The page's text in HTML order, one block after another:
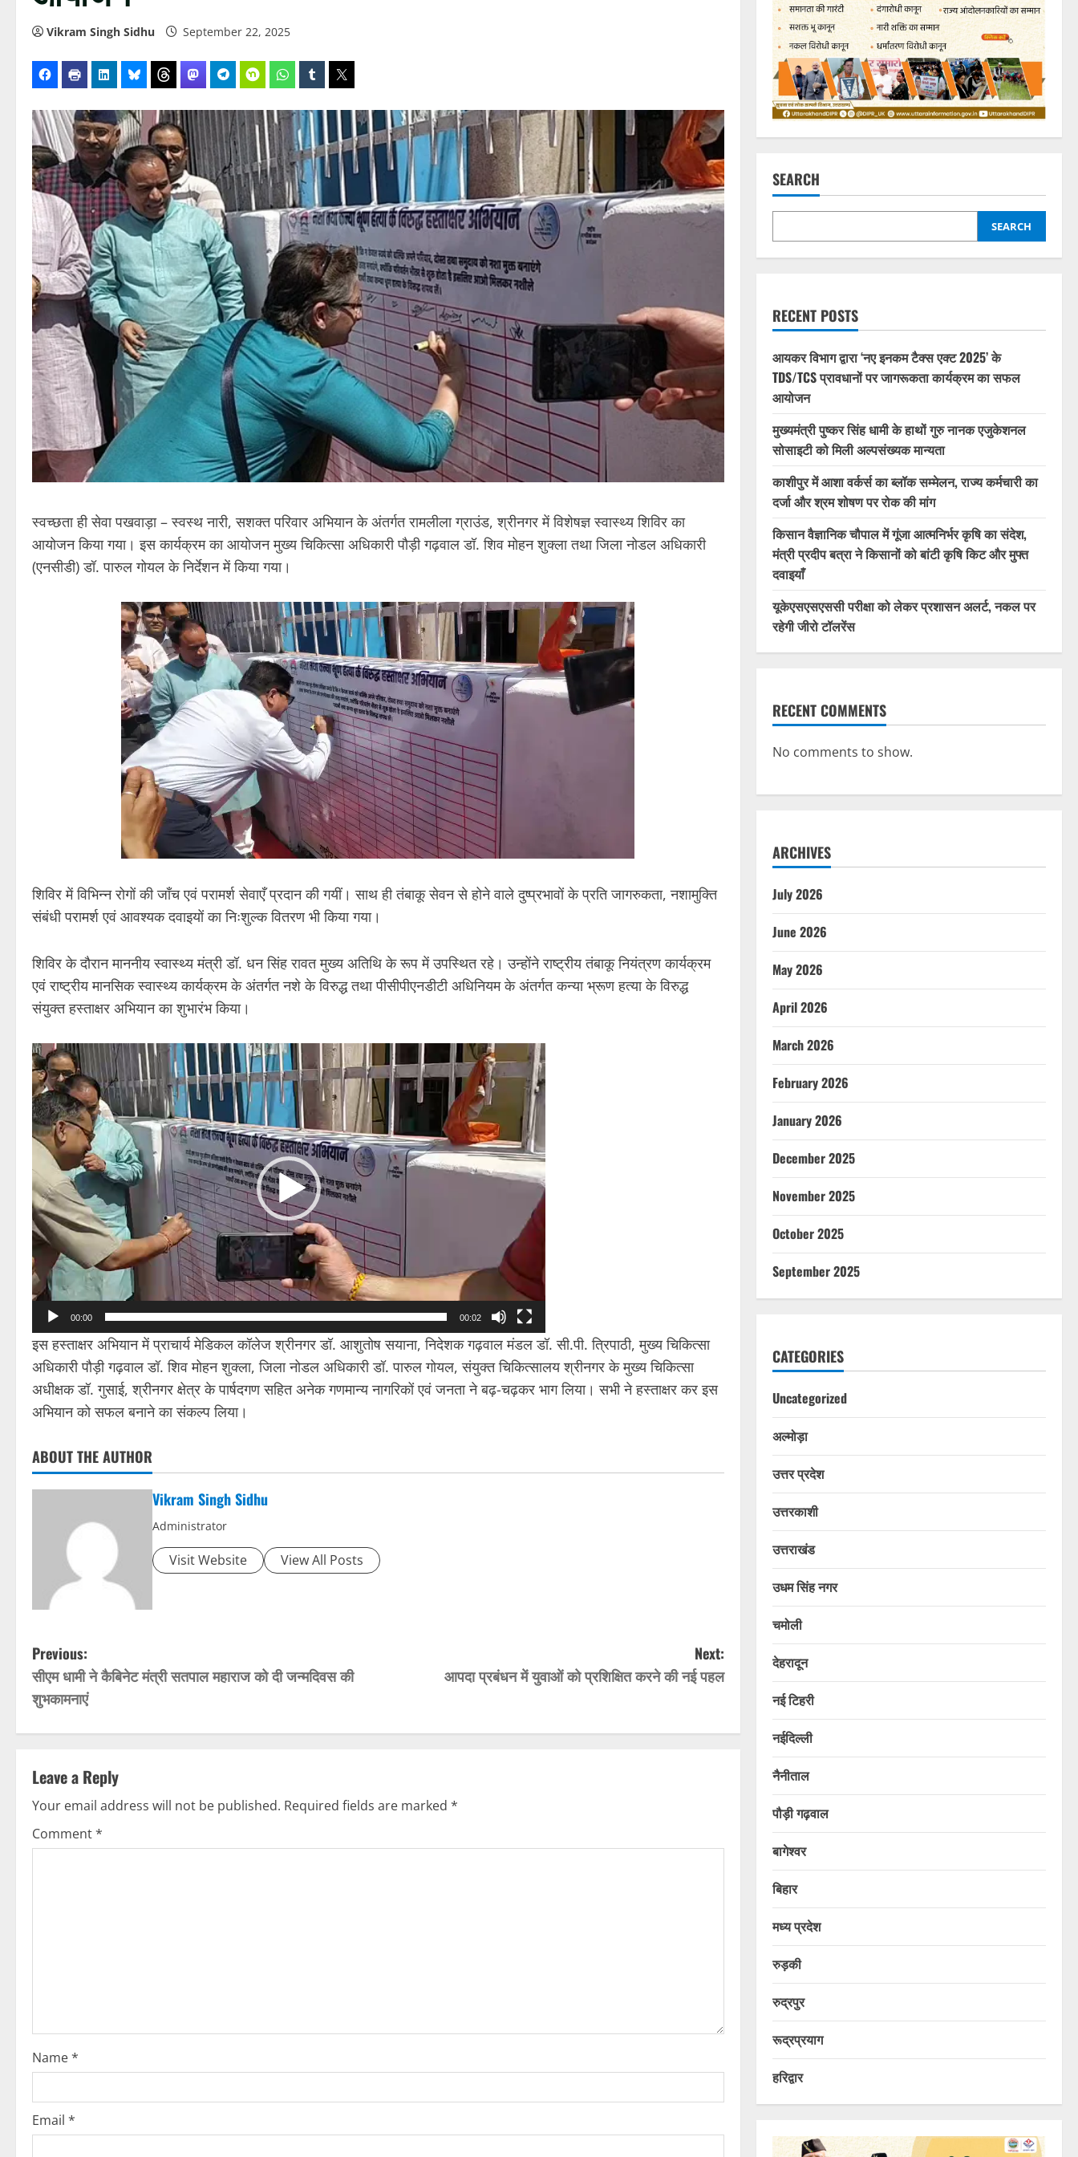
Vikram Singh Sidhu September 22, 2025
स्वच्छता ही सेवा पखवाड़ा – स्वस्थ नारी, सशक्त परिवार अभियान के अंतर्गत रामलीला ग्राउंड, श्रीनगर में विशेषज्ञ स्वास्थ्य शिविर का
आयोजन किया गया। इस कार्यक्रम का आयोजन मुख्य चिकित्सा अधिकारी पौड़ी गढ़वाल डॉ. शिव मोहन शुक्ला तथा जिला नोडल अधिकारी
(एनसीडी) डॉ. पारुल गोयल के निर्देशन में किया गया।
शिविर में विभिन्न रोगों की जाँच एवं परामर्श सेवाएँ प्रदान की गयीं। साथ ही तंबाकू सेवन से होने वाले दुष्प्रभावों के प्रति जागरुकता, नशामुक्ति
संबंधी परामर्श एवं आवश्यक दवाइयों का निःशुल्क वितरण भी किया गया।
शिविर के दौरान माननीय स्वास्थ्य मंत्री डॉ. धन सिंह रावत मुख्य अतिथि के रूप में उपस्थित रहे। उन्होंने राष्ट्रीय तंबाकू नियंत्रण कार्यक्रम
एवं राष्ट्रीय मानसिक स्वास्थ्य कार्यक्रम के अंतर्गत नशे के विरुद्ध तथा पीसीपीएनडीटी अधिनियम के अंतर्गत कन्या भ्रूण हत्या के विरुद्ध
संयुक्त हस्ताक्षर अभियान का शुभारंभ किया।
Video
Player
00:00 00:02
इस हस्ताक्षर अभियान में प्राचार्य मेडिकल कॉलेज श्रीनगर डॉ. आशुतोष सयाना, निदेशक गढ़वाल मंडल डॉ. सी.पी. त्रिपाठी, मुख्य चिकित्सा
अधिकारी पौड़ी गढ़वाल डॉ. शिव मोहन शुक्ला, जिला नोडल अधिकारी डॉ. पारुल गोयल, संयुक्त चिकित्सालय श्रीनगर के मुख्य चिकित्सा
अधीक्षक डॉ. गुसाई, श्रीनगर क्षेत्र के पार्षदगण सहित अनेक गणमान्य नागरिकों एवं जनता ने बढ़-चढ़कर भाग लिया। सभी ने हस्ताक्षर कर इस
अभियान को सफल बनाने का संकल्प लिया।
ABOUT THE AUTHOR
Vikram Singh Sidhu
Administrator
Visit Website View All Posts
P
o
s
n
a
v
i
o
n
Previous:
सीएम धामी ने कैबिनेट मंत्री सतपाल महाराज को दी जन्मदिवस की
शुभकामनाएं
Next:
आपदा प्रबंधन में युवाओं को प्रशिक्षित करने की नई पहल
Leave a Reply
Your email address will not be published. Required fields are marked *
Comment*
Name*
Email *
SEARCH
SEARCH
RECENT POSTS
आयकर विभाग द्वारा ‘नए इनकम टैक्स एक्ट 2025’ के
TDS/TCS प्रावधानों पर जागरूकता कार्यक्रम का सफल
आयोजन
मुख्यमंत्री पुष्कर सिंह धामी के हाथों गुरु नानक एजुकेशनल
सोसाइटी को मिली अल्पसंख्यक मान्यता
काशीपुर में आशा वर्कर्स का ब्लॉक सम्मेलन, राज्य कर्मचारी का
दर्जा और श्रम शोषण पर रोक की मांग
किसान वैज्ञानिक चौपाल में गूंजा आत्मनिर्भर कृषि का संदेश,
मंत्री प्रदीप बत्रा ने किसानों को बांटी कृषि किट और मुफ्त
दवाइयाँ
यूकेएसएसएससी परीक्षा को लेकर प्रशासन अलर्ट, नकल पर
रहेगी जीरो टॉलरेंस
RECENT COMMENTS
No comments to show.
ARCHIVES
July 2026
June 2026
May 2026
April 2026
March 2026
February 2026
January 2026
December 2025
November 2025
October 2025
September 2025
CATEGORIES
Uncategorized
अल्मोड़ा
उत्तर प्रदेश
उत्तरकाशी
उत्तराखंड
उधम सिंह नगर
चमोली
देहरादून
नई टिहरी
नईदिल्ली
नैनीताल
पौड़ी गढ़वाल
बागेश्वर
बिहार
मध्य प्रदेश
रुड़की
रुद्रपुर
रूद्रप्रयाग
हरिद्वार